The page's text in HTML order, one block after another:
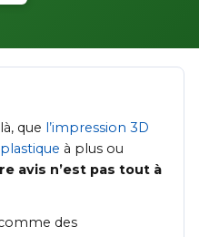
que l’impression 3D
à plus ou
avis n’est pas tout à
des